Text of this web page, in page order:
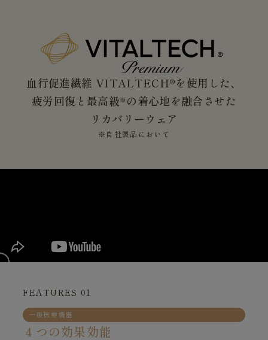
血行促進繊維 VITALTECH®を使用した、
疲労回復と最高級※ の着心地を融合させた
リカバリーウェア
※自社製品において
FEATURES 01
一般医療機器
４つの効果効能